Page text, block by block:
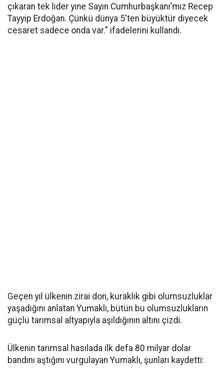
çıkaran tek lider yine Sayın Cumhurbaşkanı'mız Recep
Tayyip Erdoğan. Çünkü dünya 5'ten büyüktür diyecek
cesaret sadece onda var." ifadelerini kullandı.
Geçen yıl ülkenin zirai don, kuraklık gibi olumsuzluklar
yaşadığını anlatan Yumaklı, bütün bu olumsuzlukların
güçlü tarımsal altyapıyla aşıldığının altını çizdi.
Ülkenin tarımsal hasılada ilk defa 80 milyar dolar
bandını aştığını vurgulayan Yumaklı, şunları kaydetti: